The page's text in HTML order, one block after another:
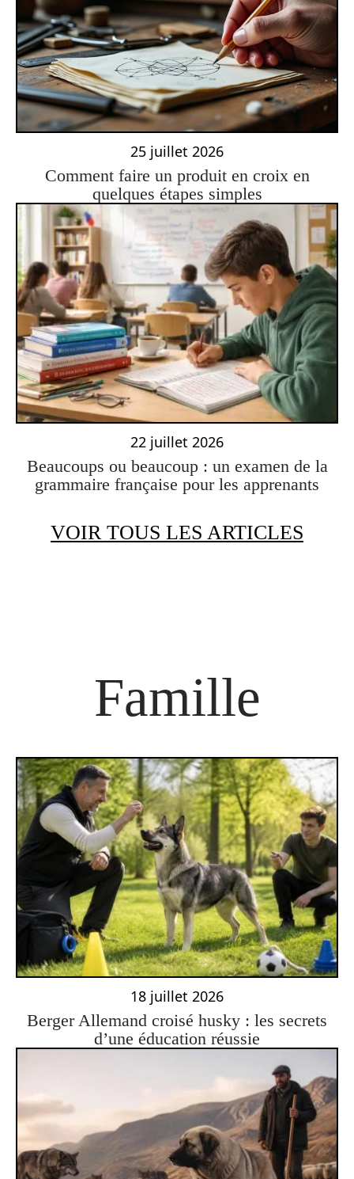
25 juillet 2026
Comment faire un produit en croix en
quelques étapes simples
22 juillet 2026
Beaucoups ou beaucoup : un examen de la
grammaire française pour les apprenants
VOIR TOUS LES ARTICLES
Famille
18 juillet 2026
Berger Allemand croisé husky : les secrets
d’une éducation réussie